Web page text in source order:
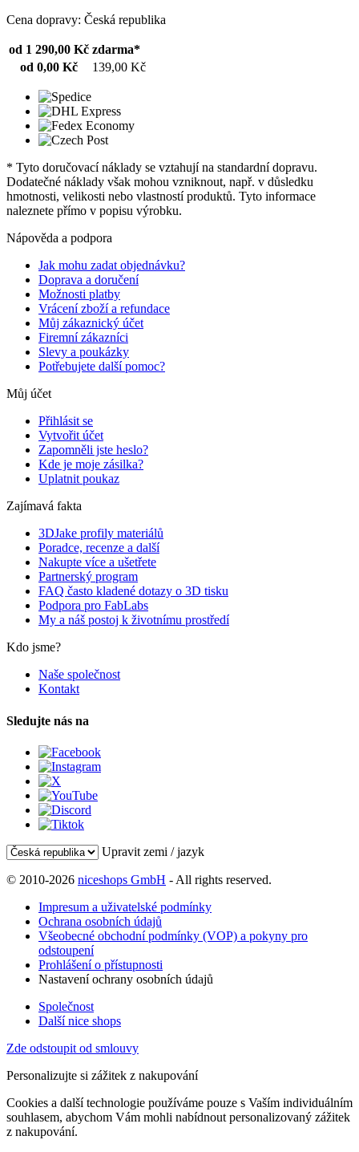
Cena dopravy: Česká republika
od 1 290,00 Kč zdarma*
od 0,00 Kč
139,00 Kč
* Tyto doručovací náklady se vztahují na standardní dopravu.
Dodatečné náklady však mohou vzniknout, např. v důsledku
hmotnosti, velikosti nebo vlastností produktů. Tyto informace
naleznete přímo v popisu výrobku.
Nápověda a podpora
Jak mohu zadat objednávku?
Doprava a doručení
Možnosti platby
Vrácení zboží a refundace
Můj zákaznický účet
Firemní zákazníci
Slevy a poukázky
Potřebujete další pomoc?
Můj účet
Přihlásit se
Vytvořit účet
Zapomněli jste heslo?
Kde je moje zásilka?
Uplatnit poukaz
Zajímavá fakta
3DJake profily materiálů
Poradce, recenze a další
Nakupte více a ušetřete
Partnerský program
FAQ často kladené dotazy o 3D tisku
Podpora pro FabLabs
My a náš postoj k životnímu prostředí
Kdo jsme?
Naše společnost
Kontakt
Sledujte nás na
Upravit zemi / jazyk
© 2010-2026 niceshops GmbH - All rights reserved.
Impresum a uživatelské podmínky
Ochrana osobních údajů
Všeobecné obchodní podmínky (VOP) a pokyny pro
odstoupení
Prohlášení o přístupnosti
Nastavení ochrany osobních údajů
Společnost
Další nice shops
Zde odstoupit od smlouvy
Personalizujte si zážitek z nakupování
Cookies a další technologie používáme pouze s Vaším individuálním
souhlasem, abychom Vám mohli nabídnout personalizovaný zážitek
z nakupování.